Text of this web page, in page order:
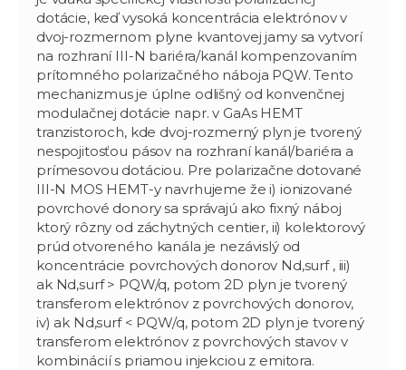
dotácie, keď vysoká koncentrácia elektrónov v
dvoj-rozmernom plyne kvantovej jamy sa vytvorí
na rozhraní III-N bariéra/kanál kompenzovaním
prítomného polarizačného náboja PQW. Tento
mechanizmus je úplne odlišný od konvenčnej
modulačnej dotácie napr. v GaAs HEMT
tranzistoroch, kde dvoj-rozmerný plyn je tvorený
nespojitosťou pásov na rozhraní kanál/bariéra a
prímesovou dotáciou. Pre polarizačne dotované
III-N MOS HEMT-y navrhujeme že i) ionizované
povrchové donory sa správajú ako fixný náboj
ktorý rôzny od záchytných centier, ii) kolektorový
prúd otvoreného kanála je nezávislý od
koncentrácie povrchových donorov Nd,surf , iii)
ak Nd,surf > PQW/q, potom 2D plyn je tvorený
transferom elektrónov z povrchových donorov,
iv) ak Nd,surf < PQW/q, potom 2D plyn je tvorený
transferom elektrónov z povrchových stavov v
kombinácií s priamou injekciou z emitora.